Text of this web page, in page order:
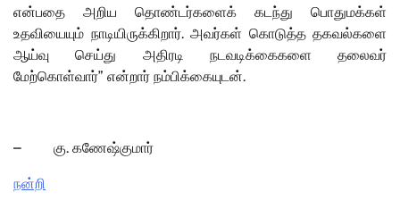
என்பதை அறிய தொண்டர்களைக் கடந்து பொதுமக்கள்
உதவியையும் நாடியிருக்கிறார். அவர்கள் கொடுத்த தகவல்களை
ஆய்வு செய்து அதிரடி நடவடிக்கைகளை தலைவர்
மேற்கொள்வார்” என்றார் நம்பிக்கையுடன்.
– கு. கணேஷ்குமார்
நன்றி